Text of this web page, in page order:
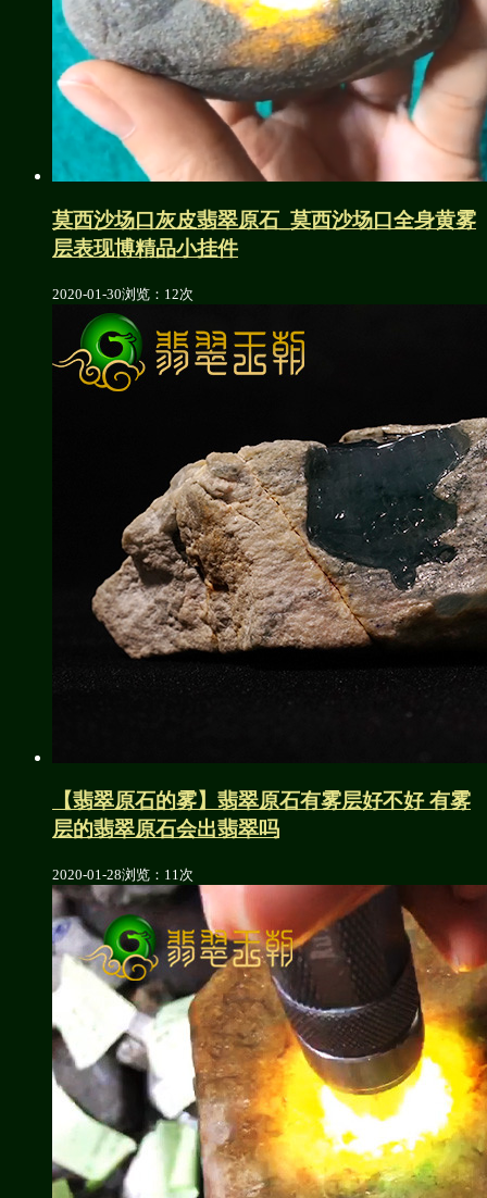
莫西沙场口灰皮翡翠原石_莫西沙场口全身黄雾
层表现博精品小挂件
2020-01-30浏览：12次
【翡翠原石的雾】翡翠原石有雾层好不好 有雾
层的翡翠原石会出翡翠吗
2020-01-28浏览：11次